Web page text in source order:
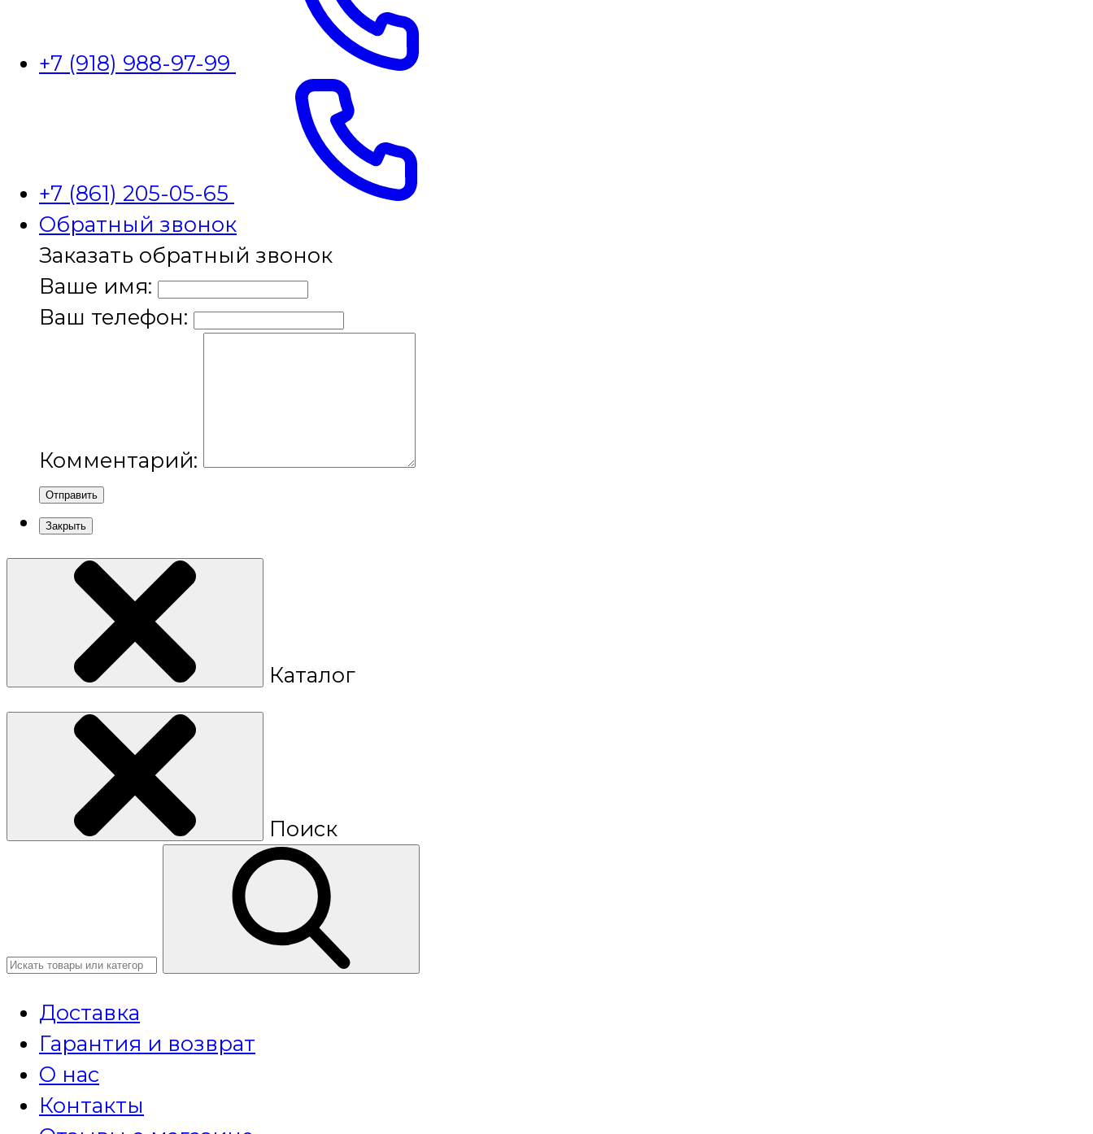
+7 (918) 988-97-99
+7 (861) 205-05-65
Обратный звонок
Заказать обратный звонок
Ваше имя:
Ваш телефон:
Комментарий:
Отправить
Закрыть
Каталог
Поиск
Доставка
Гарантия и возврат
О нас
Контакты